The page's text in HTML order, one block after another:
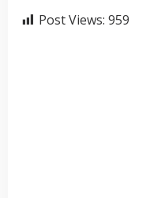
Post Views: 959